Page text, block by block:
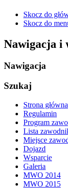
Skocz do
Skocz do
Nawigacja i
Nawigacja
Szukaj
Strona główna
Regulamin
Program
Lista
Miejsce
Dojazd
Wsparcie
Galeria
MWO 2014
MWO 2015